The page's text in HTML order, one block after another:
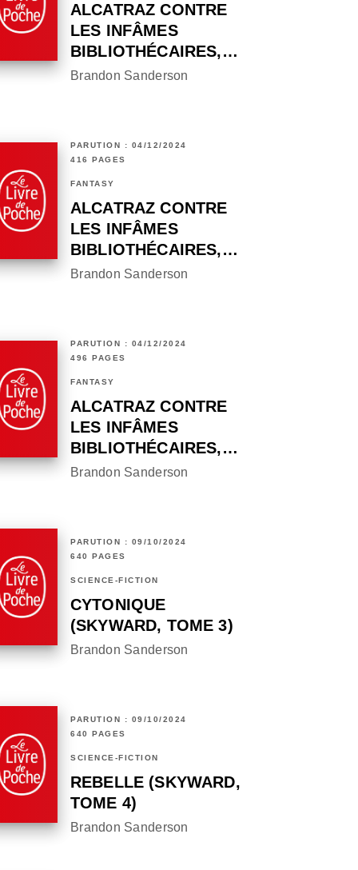
ALCATRAZ CONTRE
LES INFÂMES
BIBLIOTHÉCAIRES,…
Brandon Sanderson
PARUTION : 04/12/2024
416 PAGES
FANTASY
ALCATRAZ CONTRE
LES INFÂMES
BIBLIOTHÉCAIRES,…
Brandon Sanderson
PARUTION : 04/12/2024
496 PAGES
FANTASY
ALCATRAZ CONTRE
LES INFÂMES
BIBLIOTHÉCAIRES,…
Brandon Sanderson
PARUTION : 09/10/2024
640 PAGES
SCIENCE-FICTION
CYTONIQUE
(SKYWARD, TOME 3)
Brandon Sanderson
PARUTION : 09/10/2024
640 PAGES
SCIENCE-FICTION
REBELLE (SKYWARD,
TOME 4)
Brandon Sanderson